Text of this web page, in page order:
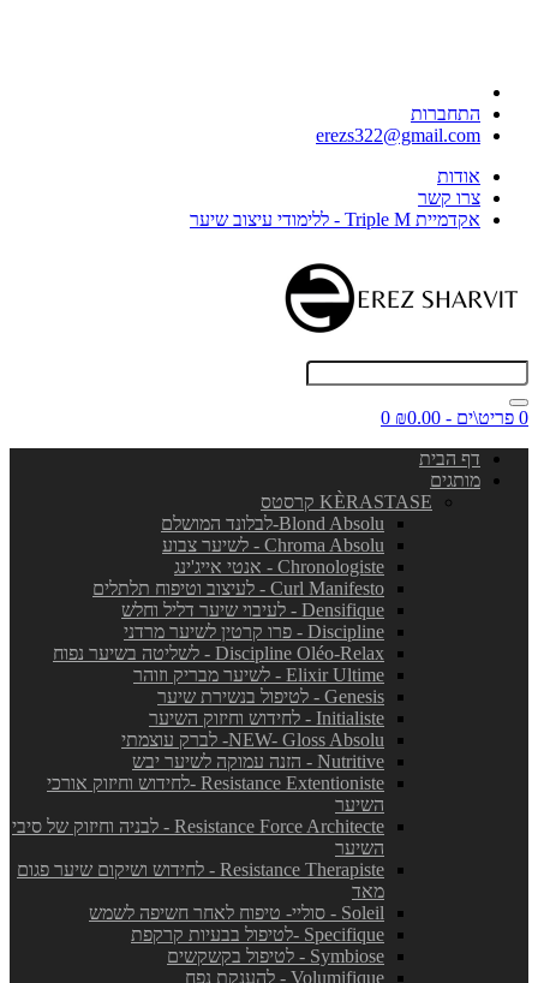
התחברות
erezs322@gmail.com
אודות
צרו קשר
אקדמיית Triple M - ללימודי עיצוב שיער
0 פריט\ים - ₪0.00
0
דף הבית
מותגים
KÈRASTASE קרסטס
Blond Absolu-לבלונד המושלם
Chroma Absolu - לשיער צבוע
Chronologiste - אנטי אייג'ינג
Curl Manifesto - לעיצוב וטיפוח תלתלים
Densifique - לעיבוי שיער דליל וחלש
Discipline - פרו קרטין לשיער מרדני
Discipline Oléo-Relax - לשליטה בשיער נפוח
Elixir Ultime - לשיער מבריק וזוהר
Genesis - לטיפול בנשירת שיער
Initialiste - לחידוש וחיזוק השיער
NEW- Gloss Absolu- לברק עוצמתי
Nutritive - הזנה עמוקה לשיער יבש
Resistance Extentioniste -לחידוש וחיזוק אורכי
השיער
Resistance Force Architecte - לבניה וחיזוק של סיבי
השיער
Resistance Therapiste - לחידוש ושיקום שיער פגום
מאד
Soleil - סוליי- טיפוח לאחר חשיפה לשמש
Specifique -לטיפול בבעיות קרקפת
Symbiose - לטיפול בקשקשים
Volumifique - להענקת נפח